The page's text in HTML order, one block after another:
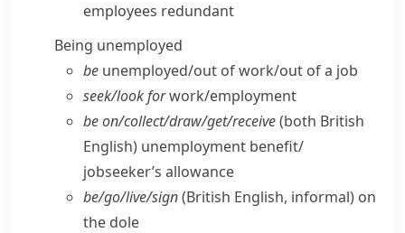
employees redundant
Being unemployed
be unemployed/​out of work/​out of a job
seek/​look forwork/​employment
be on/​collect/​draw/​get/​receive(both British
English) unemployment benefit/​
jobseeker’s allowance
be/​go/​live/​sign(British English, informal) on
the dole